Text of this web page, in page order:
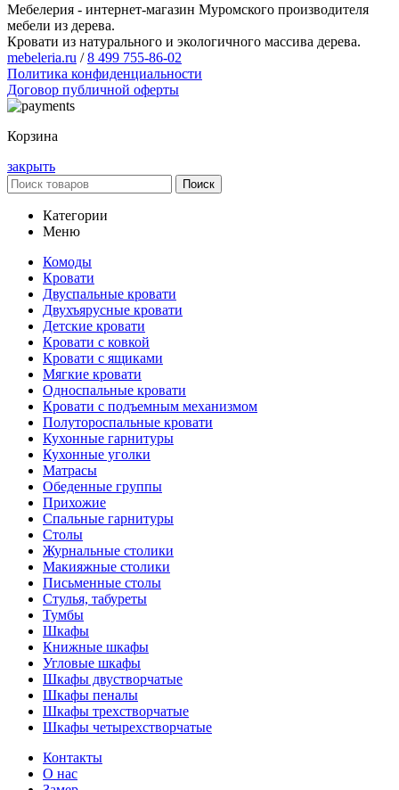
Мебелерия - интернет-магазин Муромского производителя
мебели из дерева.
Кровати из натурального и экологичного массива дерева.
mebeleria.ru /8 499 755-86-02
Политика конфиденциальности
Договор публичной оферты
Корзина
закрыть
Поиск
Категории
Меню
Комоды
Кровати
Двуспальные кровати
Двухъярусные кровати
Детские кровати
Кровати с ковкой
Кровати с ящиками
Мягкие кровати
Односпальные кровати
Кровати с подъемным механизмом
Полутороспальные кровати
Кухонные гарнитуры
Кухонные уголки
Матрасы
Обеденные группы
Прихожие
Спальные гарнитуры
Столы
Журнальные столики
Макияжные столики
Письменные столы
Стулья, табуреты
Тумбы
Шкафы
Книжные шкафы
Угловые шкафы
Шкафы двустворчатые
Шкафы пеналы
Шкафы трехстворчатые
Шкафы четырехстворчатые
Контакты
О нас